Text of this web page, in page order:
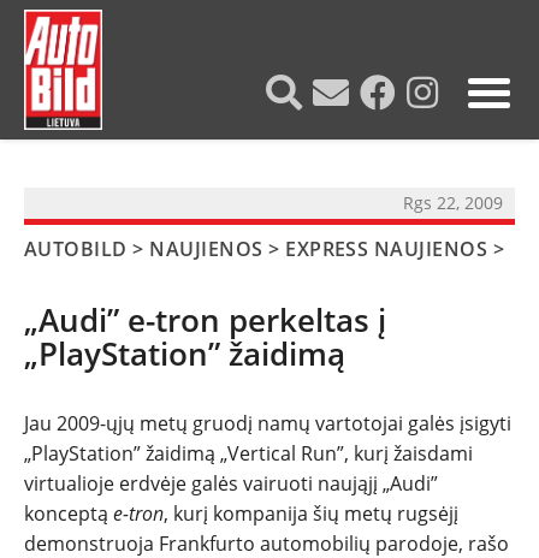
NAUJIENOS
TESTAI
Rgs 22, 2009
AUTOBILD > NAUJIENOS > EXPRESS NAUJIENOS >
„Audi” e-tron perkeltas į
„PlayStation” žaidimą
Jau 2009-ųjų metų gruodį namų vartotojai galės įsigyti
„PlayStation” žaidimą „Vertical Run”, kurį žaisdami
virtualioje erdvėje galės vairuoti naująjį „Audi”
konceptą e-tron, kurį kompanija šių metų rugsėjį
demonstruoja Frankfurto automobilių parodoje, rašo